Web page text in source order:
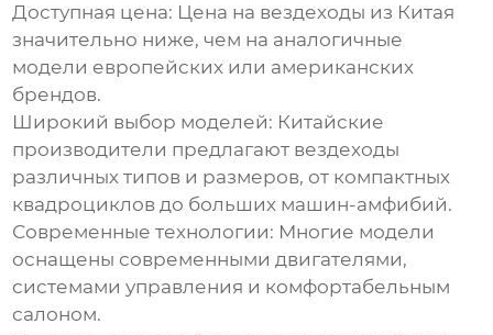
Доступная цена: Цена на вездеходы из Китая
значительно ниже, чем на аналогичные
модели европейских или американских
брендов.
Широкий выбор моделей: Китайские
производители предлагают вездеходы
различных типов и размеров, от компактных
квадроциклов до больших машин-амфибий.
Современные технологии: Многие модели
оснащены современными двигателями,
системами управления и комфортабельным
салоном.